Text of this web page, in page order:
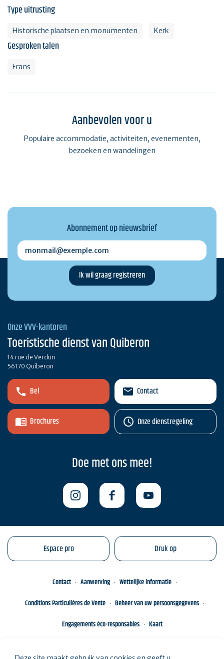
Type uitrusting
Historische plaatsen en monumenten Kerk
Gesproken talen
Frans
Aanbevolen voor u
Populaire accommodatie, activiteiten, evenementen,
bezoeken en wandelingen
Abonnement op nieuwsbrief
monmail@exemple.com
Onze VVV-kantoren
Toeristische dienst van Quiberon
14 rue de Verdun
56170 Quiberon
Bel
Brochures
Contact
Onze dienstregeling
Doe met ons mee!
Espace pro Druk op
Contact Aanwerving
Wettelijke informatie
Conditions Particulières de Vente
Beheer van uw persoonsgegevens
Engagements éco-responsables
Kaart